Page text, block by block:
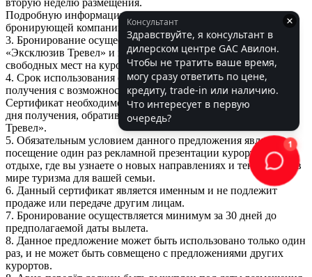
вторую неделю размещения.
Подробную информацию вы можете получить у менеджеров
бронирующей компании.
3. Бронирование осуществляется через компанию ООО
«Эксклюзив Тревел» и предоставляется при наличии
свободных мест на курортах.
4. Срок использования сертификата 3 месяца от даты
получения с возможностью продления (уточняйте условия).
Сертификат необходимо активировать в течение 14 дней со
дня получения, обратившись в компанию ООО «Эксклюзив
Тревел».
5. Обязательным условием данного предложения является
посещение один раз рекламной презентации курорта на
отдыхе, где вы узнаете о новых направлениях и тенденциях в
мире туризма для вашей семьи.
6. Данный сертификат является именным и не подлежит
продаже или передаче другим лицам.
7. Бронирование осуществляется минимум за 30 дней до
предполагаемой даты вылета.
8. Данное предложение может быть использовано только один
раз, и не может быть совмещено с предложениями других
курортов.